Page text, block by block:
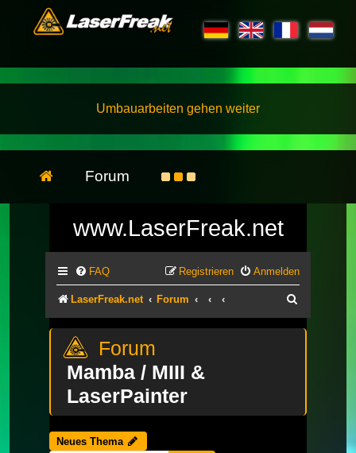
Umbauarbeiten gehen weiter
Forum
www.LaserFreak.net
FAQ Anmelden
Registrieren
LaserFreak.net Forum
Mamba / MIII &
LaserPainter
Neues Thema